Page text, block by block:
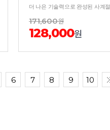
171,600원
128,000원
6 7 8 9 10